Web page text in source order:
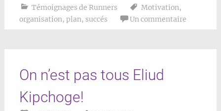
Témoignages de Runners Motivation,
organisation, plan, succés Un commentaire
On n’est pas tous Eliud
Kipchoge!